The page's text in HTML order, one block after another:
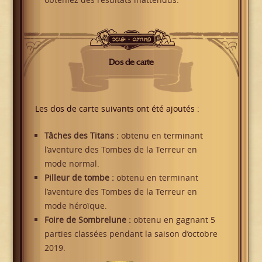
Dos de carte
Les dos de carte suivants ont été ajoutés :
Tâches des Titans : obtenu en terminant
l’aventure des Tombes de la Terreur en
mode normal.
Pilleur de tombe : obtenu en terminant
l’aventure des Tombes de la Terreur en
mode héroïque.
Foire de Sombrelune : obtenu en gagnant 5
parties classées pendant la saison d’octobre
2019.